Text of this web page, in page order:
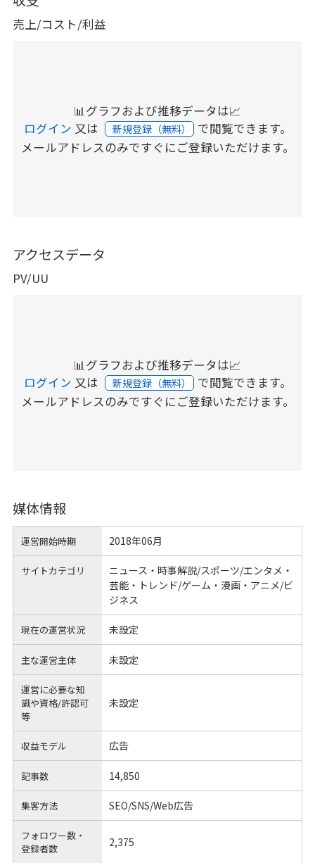
売上/コスト/利益
📊グラフおよび推移データは📈
ログイン 又は 新規登録（無料） で閲覧できます。
メールアドレスのみですぐにご登録いただけます。
アクセスデータ
PV/UU
📊グラフおよび推移データは📈
ログイン 又は 新規登録（無料） で閲覧できます。
メールアドレスのみですぐにご登録いただけます。
媒体情報
運営開始時期 2018年06月
サイトカテゴリ
ニュース・時事解説/スポーツ/エンタメ・
芸能・トレンド/ゲーム・漫画・アニメ/ビ
ジネス
現在の運営状況 未設定
主な運営主体 未設定
運営に必要な知
識や資格/許認可
等
未設定
収益モデル 広告
記事数 14,850
集客方法 SEO/SNS/Web広告
フォロワー数・
登録者数
2,375